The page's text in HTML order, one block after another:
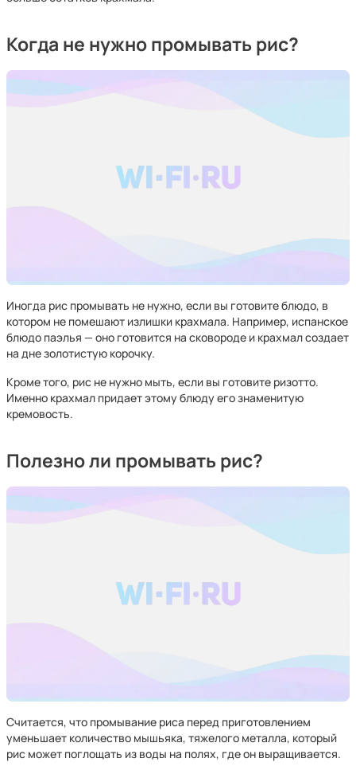
Когда не нужно промывать рис?
Иногда рис промывать не нужно, если вы готовите блюдо, в
котором не помешают излишки крахмала. Например, испанское
блюдо паэлья — оно готовится на сковороде и крахмал создает
на дне золотистую корочку.
Кроме того, рис не нужно мыть, если вы готовите ризотто.
Именно крахмал придает этому блюду его знаменитую
кремовость.
Полезно ли промывать рис?
Считается, что промывание риса перед приготовлением
уменьшает количество мышьяка, тяжелого металла, который
рис может поглощать из воды на полях, где он выращивается.